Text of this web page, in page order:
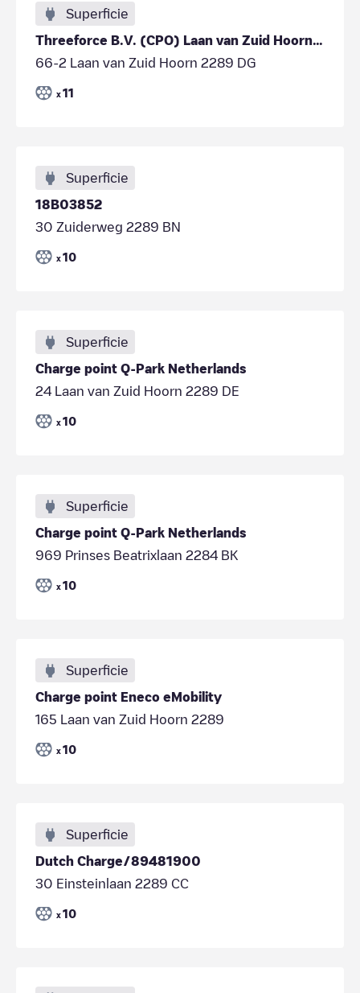
Superficie
Threeforce B.V. (CPO) Laan van Zuid Hoorn 38
66-2 Laan van Zuid Hoorn 2289 DG
x 11
Superficie
18B03852
30 Zuiderweg 2289 BN
x 10
Superficie
Charge point Q-Park Netherlands
24 Laan van Zuid Hoorn 2289 DE
x 10
Superficie
Charge point Q-Park Netherlands
969 Prinses Beatrixlaan 2284 BK
x 10
Superficie
Charge point Eneco eMobility
165 Laan van Zuid Hoorn 2289
x 10
Superficie
Dutch Charge/89481900
30 Einsteinlaan 2289 CC
x 10